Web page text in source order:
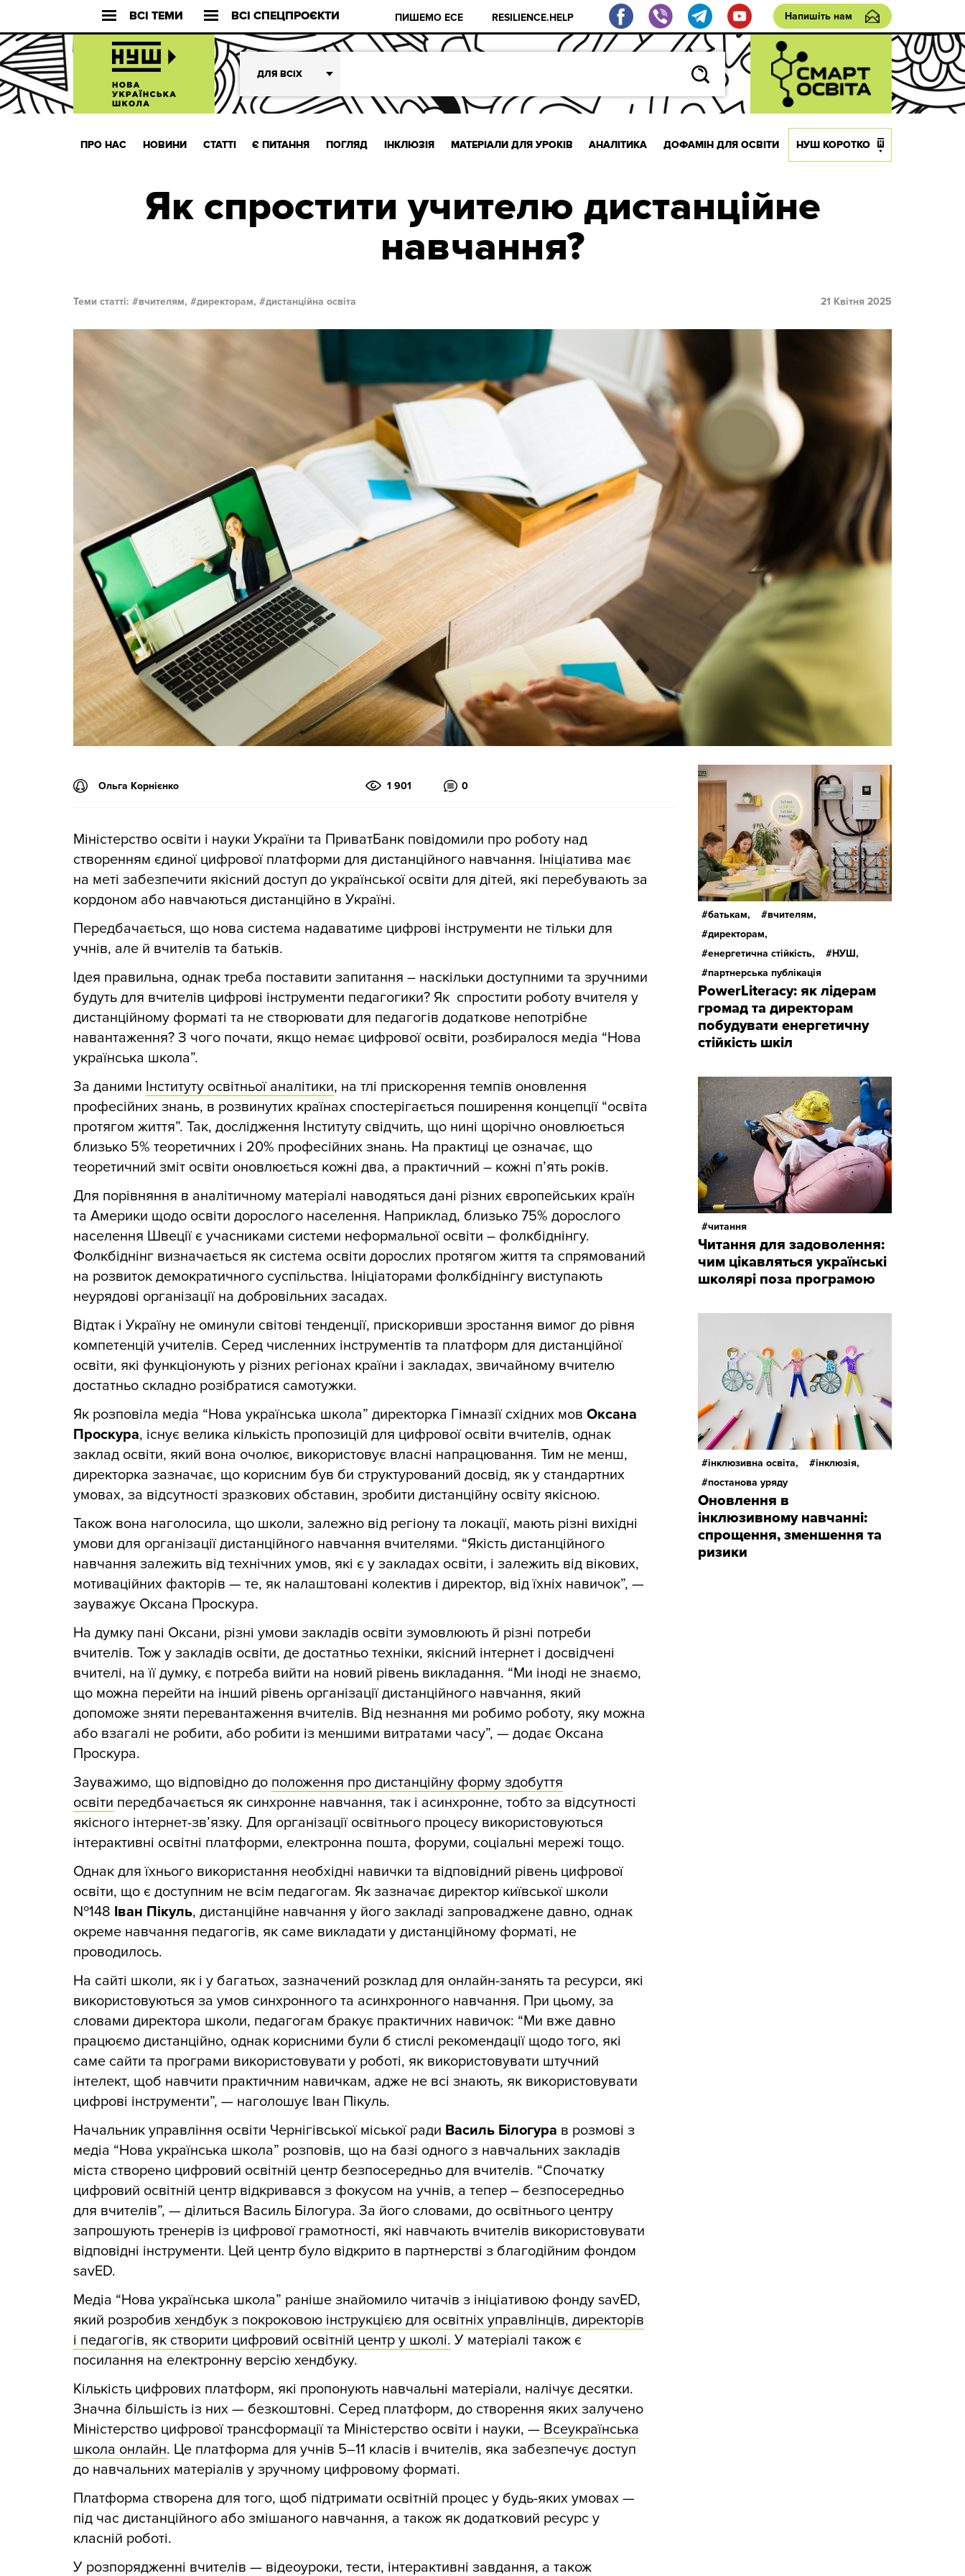
ВСІ ТЕМИ ВСІ СПЕЦПРОЄКТИ ПИШЕМО ЕСЕ RESILIENCE.HELP Напишіть нам
ДЛЯ ВСІХ
ПРО НАС НОВИНИ СТАТТІ Є ПИТАННЯ ПОГЛЯД ІНКЛЮЗІЯ МАТЕРІАЛИ ДЛЯ УРОКІВ АНАЛІТИКА ДОФАМІН ДЛЯ ОСВІТИ НУШ КОРОТКО
Як спростити учителю дистанційне
навчання?
Теми статті: вчителям, директорам, дистанційна освіта 21 Квітня 2025
Ольга Корнієнко 1 901 0
Міністерство освіти і науки України та ПриватБанк повідомили про роботу над
створенням єдиної цифрової платформи для дистанційного навчання. Ініціатива має
на меті забезпечити якісний доступ до української освіти для дітей, які перебувають за
кордоном або навчаються дистанційно в Україні.
Передбачається, що нова система надаватиме цифрові інструменти не тільки для
учнів, але й вчителів та батьків.
Ідея правильна, однак треба поставити запитання – наскільки доступними та зручними
будуть для вчителів цифрові інструменти педагогики? Як спростити роботу вчителя у
дистанційному форматі та не створювати для педагогів додаткове непотрібне
навантаження? З чого почати, якщо немає цифрової освіти, розбиралося медіа “Нова
українська школа”.
За даними Інституту освітньої аналітики, на тлі прискорення темпів оновлення
професійних знань, в розвинутих країнах спостерігається поширення концепції “освіта
протягом життя”. Так, дослідження Інституту свідчить, що нині щорічно оновлюється
близько 5% теоретичних і 20% професійних знань. На практиці це означає, що
теоретичний зміт освіти оновлюється кожні два, а практичний – кожні п’ять років.
Для порівняння в аналітичному матеріалі наводяться дані різних європейських країн
та Америки щодо освіти дорослого населення. Наприклад, близько 75% дорослого
населення Швеції є учасниками системи неформальної освіти – фолкбіднінгу.
Фолкбіднінг визначається як система освіти дорослих протягом життя та спрямований
на розвиток демократичного суспільства. Ініціаторами фолкбіднінгу виступають
неурядові організації на добровільних засадах.
Відтак і Україну не оминули світові тенденції, прискоривши зростання вимог до рівня
компетенцій учителів. Серед численних інструментів та платформ для дистанційної
освіти, які функціонують у різних регіонах країни і закладах, звичайному вчителю
достатньо складно розібратися самотужки.
Як розповіла медіа “Нова українська школа” директорка Гімназії східних мов Оксана
Проскура, існує велика кількість пропозицій для цифрової освіти вчителів, однак
заклад освіти, який вона очолює, використовує власні напрацювання. Тим не менш,
директорка зазначає, що корисним був би структурований досвід, як у стандартних
умовах, за відсутності зразкових обставин, зробити дистанційну освіту якісною.
Також вона наголосила, що школи, залежно від регіону та локації, мають різні вихідні
умови для організації дистанційного навчання вчителями. “Якість дистанційного
навчання залежить від технічних умов, які є у закладах освіти, і залежить від вікових,
мотиваційних факторів — те, як налаштовані колектив і директор, від їхніх навичок”, —
зауважує Оксана Проскура.
На думку пані Оксани, різні умови закладів освіти зумовлюють й різні потреби
вчителів. Тож у закладів освіти, де достатньо техніки, якісний інтернет і досвідчені
вчителі, на її думку, є потреба вийти на новий рівень викладання. “Ми іноді не знаємо,
що можна перейти на інший рівень організації дистанційного навчання, який
допоможе зняти перевантаження вчителів. Від незнання ми робимо роботу, яку можна
або взагалі не робити, або робити із меншими витратами часу”, — додає Оксана
Проскура.
Зауважимо, що відповідно до положення про дистанційну форму здобуття
освіти передбачається як синхронне навчання, так і асинхронне, тобто за відсутності
якісного інтернет-зв’язку. Для організації освітнього процесу використовуються
інтерактивні освітні платформи, електронна пошта, форуми, соціальні мережі тощо.
Однак для їхнього використання необхідні навички та відповідний рівень цифрової
освіти, що є доступним не всім педагогам. Як зазначає директор київської школи
№148 Іван Пікуль, дистанційне навчання у його закладі запроваджене давно, однак
окреме навчання педагогів, як саме викладати у дистанційному форматі, не
проводилось.
На сайті школи, як і у багатьох, зазначений розклад для онлайн-занять та ресурси, які
використовуються за умов синхронного та асинхронного навчання. При цьому, за
словами директора школи, педагогам бракує практичних навичок: “Ми вже давно
працюємо дистанційно, однак корисними були б стислі рекомендації щодо того, які
саме сайти та програми використовувати у роботі, як використовувати штучний
інтелект, щоб навчити практичним навичкам, адже не всі знають, як використовувати
цифрові інструменти”, — наголошує Іван Пікуль.
Начальник управління освіти Чернігівської міської ради Василь Білогура в розмові з
медіа “Нова українська школа” розповів, що на базі одного з навчальних закладів
міста створено цифровий освітній центр безпосередньо для вчителів. “Спочатку
цифровий освітній центр відкривався з фокусом на учнів, а тепер – безпосередньо
для вчителів”, — ділиться Василь Білогура. За його словами, до освітнього центру
запрошують тренерів із цифрової грамотності, які навчають вчителів використовувати
відповідні інструменти. Цей центр було відкрито в партнерстві з благодійним фондом
savED.
Медіа “Нова українська школа” раніше знайомило читачів з ініціативою фонду savED,
який розробив хендбук з покроковою інструкцією для освітніх управлінців, директорів
і педагогів, як створити цифровий освітній центр у школі. У матеріалі також є
посилання на електронну версію хендбуку.
Кількість цифрових платформ, які пропонують навчальні матеріали, налічує десятки.
Значна більшість із них — безкоштовні. Серед платформ, до створення яких залучено
Міністерство цифрової трансформації та Міністерство освіти і науки, — Всеукраїнська
школа онлайн. Це платформа для учнів 5–11 класів і вчителів, яка забезпечує доступ
до навчальних матеріалів у зручному цифровому форматі.
Платформа створена для того, щоб підтримати освітній процес у будь-яких умовах —
під час дистанційного або змішаного навчання, а також як додатковий ресурс у
класній роботі.
У розпорядженні вчителів — відеоуроки, тести, інтерактивні завдання, а також
батькам,
вчителям,
директорам,
енергетична стійкість,
НУШ,
партнерська публікація
PowerLiteracy: як лідерам
громад та директорам
побудувати енергетичну
стійкість шкіл
читання
Читання для задоволення:
чим цікавляться українські
школярі поза програмою
інклюзивна освіта,
інклюзія,
постанова уряду
Оновлення в
інклюзивному навчанні:
спрощення, зменшення та
ризики